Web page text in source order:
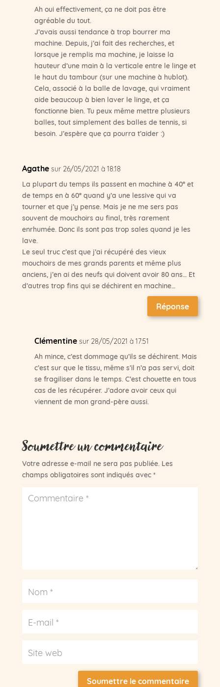
Ah oui effectivement, ça ne doit pas être
agréable du tout.
J’avais aussi tendance à trop bourrer ma
machine. Depuis, j’ai fait des recherches, et
lorsque je remplis ma machine, je laisse la
hauteur d’une main à la verticale entre le linge et
le haut du tambour (sur une machine à hublot).
Cela, associé à la balle de lavage, qui vraiment
aide beaucoup à bien laver le linge, et ça
fonctionne bien. Tu peux même mettre plusieurs
balles, tout simplement des balles de tennis, si
besoin. J’espère que ça pourra t’aider :)
Agathe sur 26/05/2021 à 18:18
La plupart du temps ils passent en machine à 40° et
de temps en à 60° quand y’a une lessive qui va
tourner et que j’y pense. Mais je ne me sers pas
souvent de mouchoirs au final, très rarement
enrhumée. Donc ils sont pas trop sales quand je les
lave.
Le seul truc c’est que j’ai récupéré des vieux
mouchoirs de mes grands parents et même plus
anciens, j’en ai des neufs qui doivent avoir 80 ans… Et
d’autres trop fins qui se déchirent en machine…
Réponse
Clémentine sur 28/05/2021 à 17:51
Ah mince, c’est dommage qu’ils se déchirent. Mais
c’est sur que le tissu, même s’il n’a pas servi, doit
se fragiliser dans le temps. C’est chouette en tous
cas de les récupérer. J’adore avoir ceux qui
viennent de mon grand-père aussi.
Soumettre un commentaire
Votre adresse e-mail ne sera pas publiée. Les
champs obligatoires sont indiqués avec *
Soumettre le commentaire